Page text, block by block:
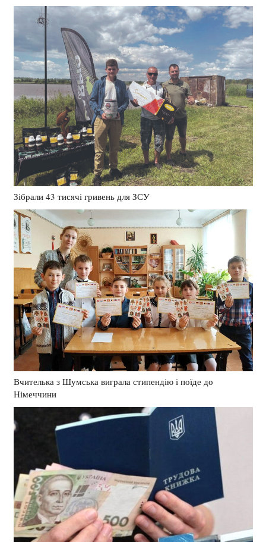
Зібрали 43 тисячі гривень для ЗСУ
Вчителька з Шумська виграла стипендію і поїде до
Німеччини